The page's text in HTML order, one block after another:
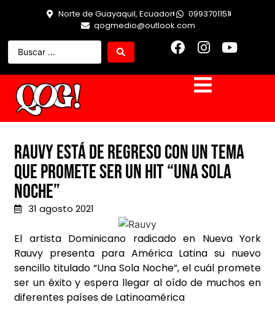
Norte de Guayaquil, Ecuador
0993701151
qogmedio@outlook.com
Rauvy está de regreso con un tema
que promete ser un hit “Una Sola
Noche”
31 agosto 2021
El artista Dominicano radicado en Nueva York
Rauvy presenta para América Latina su nuevo
sencillo titulado “Una Sola Noche”, el cuál promete
ser un éxito y espera llegar al oído de muchos en
diferentes países de Latinoamérica